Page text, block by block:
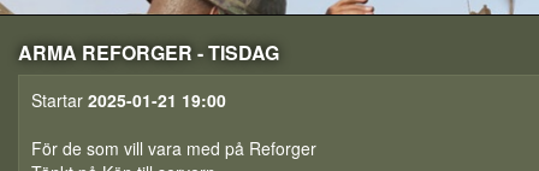
ARMA REFORGER - TISDAG
Startar 2025-01-21 19:00
För de som vill vara med på Reforger